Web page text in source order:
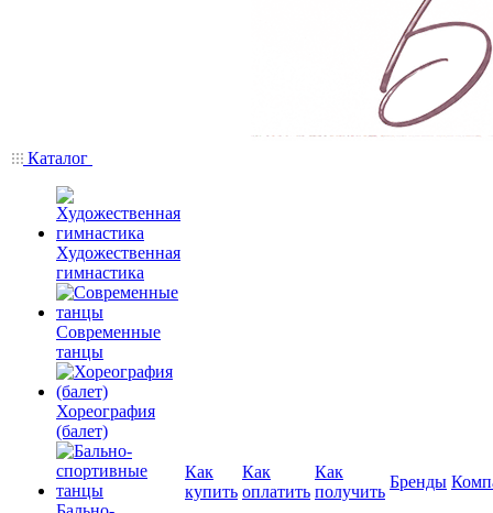
Каталог
Художественная
гимнастика
Современные
танцы
Хореография
(балет)
Как
купить
Как
оплатить
Как
получить
Бренды